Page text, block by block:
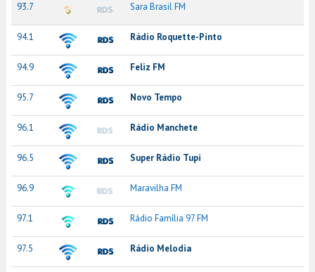
93.7 Sara Brasil FM
94.1 Rádio Roquette-Pinto
94.9 Feliz FM
95.7 Novo Tempo
96.1 Rádio Manchete
96.5 Super Rádio Tupi
96.9 Maravilha FM
97.1 Rádio Família 97 FM
97.5 Rádio Melodia